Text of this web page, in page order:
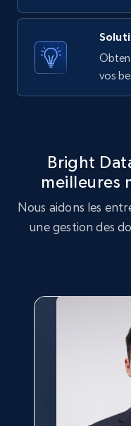
1.6K+
1.3K+
Target - Gather
Rating, Reviews
Target -
vos
Bright
meilleures
Nous aidons les
une gestion des